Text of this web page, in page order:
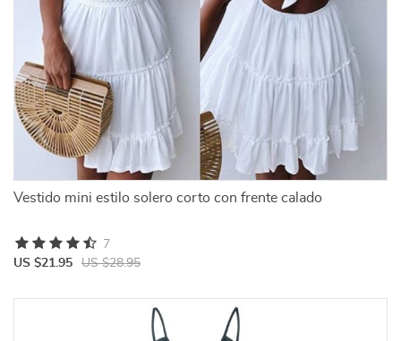
Vestido mini estilo solero corto con frente calado
US $21.95 US $28.95
7